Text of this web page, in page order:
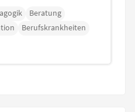
Beratung
Berufskrankheiten